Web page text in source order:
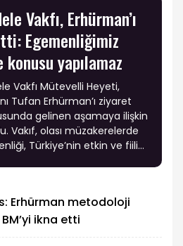
Vakfı, Erhürman’ı
Egemenliğimiz
yapılamaz
Vakfı Mütevelli Heyeti,
Tufan Erhürman’ı ziyaret
gelinen aşamaya ilişkin
Vakıf, olası müzakerelerde
Türkiye’nin etkin ve fiili
tanınmasına yönelik
taşınmasını istedi.
Erhürman metodoloji
ikna etti